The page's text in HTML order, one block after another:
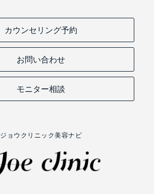
カウンセリング予約
お問い合わせ
モニター相談
ジョウクリニック美容ナビ